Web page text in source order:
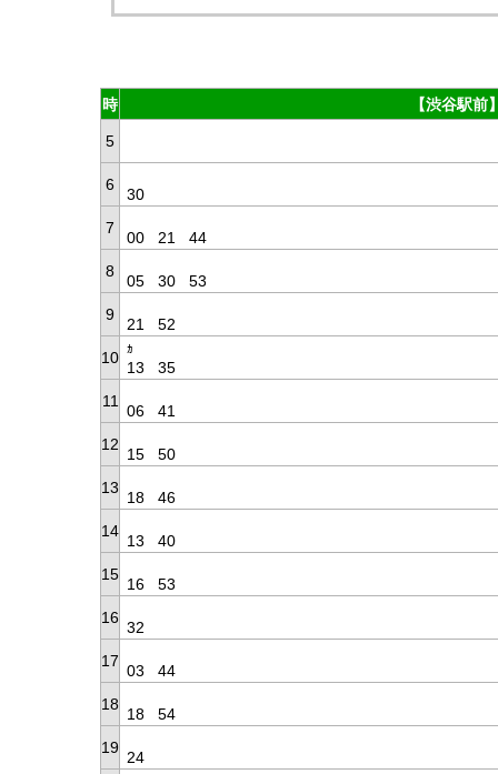
時 【渋谷駅
5
6
30
7
00 21
44
8
05 30
53
9
21
52
10 ｶ
13
35
11
06
41
12
15
50
13
18
46
14
13
40
15
16
53
16
32
17
03
44
18
18
54
19
24